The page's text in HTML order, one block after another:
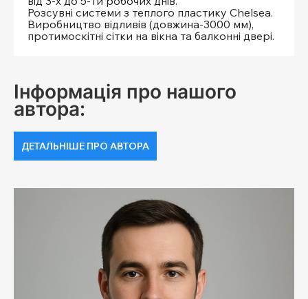
Розсувні системи з теплого пластику Chelsea.
Виробництво відливів (довжина-3000 мм),
протимоскітні сітки на вікна та балконні двері.
Інформація про нашого
автора:
ДЕТАЛЬНІШЕ ПРО АВТОРА